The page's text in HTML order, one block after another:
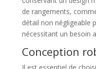
de rangements,
détail non négligeable
nécessitant un besoin
Conception